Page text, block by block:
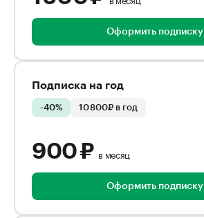
Оформить подписку
Подписка на год
-40% 10 800₽ в год
900 ₽ в месяц
Оформить подписку